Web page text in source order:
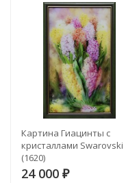
Картина Гиацинты с
кристаллами Swarovski
(1620)
24 000 ₽